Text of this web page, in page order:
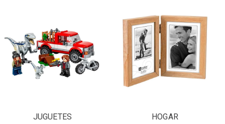
JUGUETES HOGAR